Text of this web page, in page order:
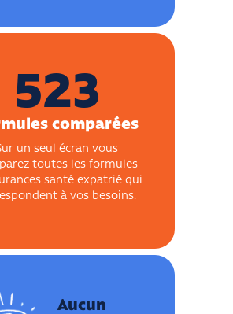
523
comparées
un seul écran vous
toutes les formules
santé expatrié qui
à vos besoins.
Aucun